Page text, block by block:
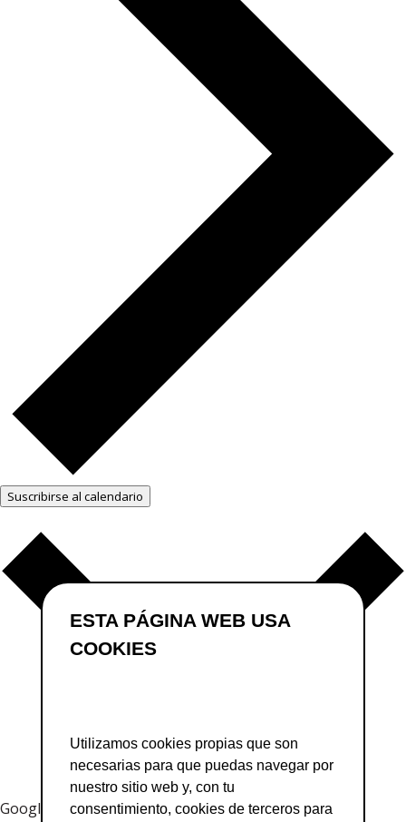
ESTA PÁGINA WEB USA
COOKIES
Utilizamos cookies propias que son
necesarias para que puedas navegar por
nuestro sitio web y, con tu
consentimiento, cookies de terceros para
Suscribirse al calendario
Google Calendar